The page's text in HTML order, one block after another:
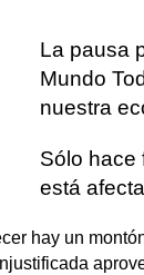
La pausa
Mundo
nuestra
Sólo hace
está
hay un